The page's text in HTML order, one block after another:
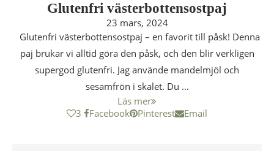
Glutenfri västerbottensostpaj
23 mars, 2024
Glutenfri västerbottensostpaj – en favorit till påsk! Denna
paj brukar vi alltid göra den påsk, och den blir verkligen
supergod glutenfri. Jag använde mandelmjöl och
sesamfrön i skalet. Du …
Läs mer
3
Facebook Pinterest Email